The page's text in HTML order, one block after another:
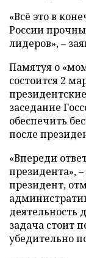
«Всё это в
России
лидеров», –
Памятуя о
состоится 2
заседание
обеспечить
после
«Впереди
президента»,
президент,
деятельность
задача стоит
убедительно